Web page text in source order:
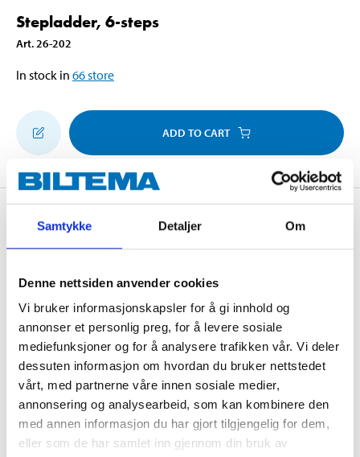
Samtykke Detaljer Om
Denne nettsiden anvender cookies
Vi bruker informasjonskapsler for å gi innhold og
annonser et personlig preg, for å levere sosiale
mediefunksjoner og for å analysere trafikken vår. Vi deler
dessuten informasjon om hvordan du bruker nettstedet
vårt, med partnerne våre innen sosiale medier,
annonsering og analysearbeid, som kan kombinere den
med annen informasjon du har gjort tilgjengelig for dem,
eller som de har samlet inn gjennom din bruk av
Stepladder, 6-steps
Art. 26-202
In stock in 66store
ADD TO CART
Description
Anti-slip step surface and support bar.
Technical specifications
Material
Aluminium
Maximum load
150 kg
Total height
184 cm